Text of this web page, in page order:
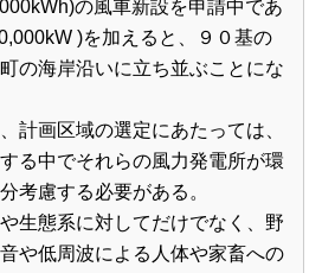
の風車新設を申請中であ
)を加えると、９０基の
の海岸沿いに立ち並ぶことにな
計画区域の選定にあたっては、
る中でそれらの風力発電所が環
考慮する必要がある。
生態系に対してだけでなく、野
や低周波による人体や家畜への